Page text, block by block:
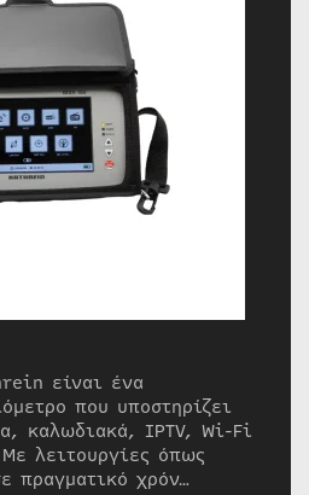
είναι ένα
που υποστηρίζει
καλωδιακά, IPTV, Wi-Fi
λειτουργίες όπως
πραγματικό χρόν…